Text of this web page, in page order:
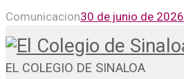
Comunicacion30 de junio de 2026
EL COLEGIO DE SINALOA